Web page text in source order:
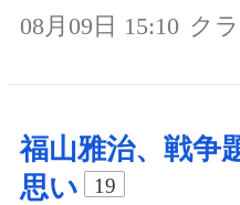
08月09日 15:10 ク
福山雅治、戦争
思い
19